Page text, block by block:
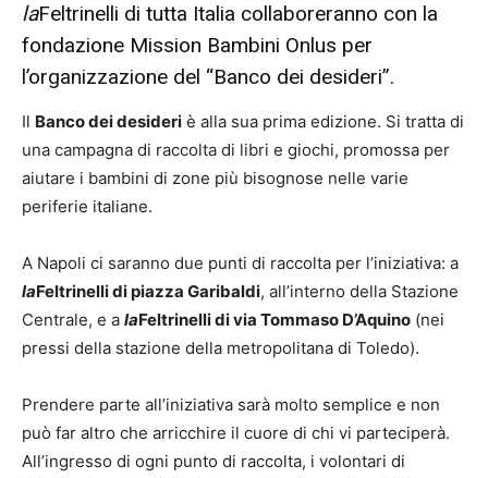
laFeltrinelli di tutta Italia collaboreranno con la
fondazione Mission Bambini Onlus per
l’organizzazione del “Banco dei desideri”.
Il Banco dei desideri è alla sua prima edizione. Si tratta di
una campagna di raccolta di libri e giochi, promossa per
aiutare i bambini di zone più bisognose nelle varie
periferie italiane.
A Napoli ci saranno due punti di raccolta per l’iniziativa: a
laFeltrinelli di piazza Garibaldi, all’interno della Stazione
Centrale, e a laFeltrinelli di via Tommaso D’Aquino (nei
pressi della stazione della metropolitana di Toledo).
Prendere parte all’iniziativa sarà molto semplice e non
può far altro che arricchire il cuore di chi vi parteciperà.
All’ingresso di ogni punto di raccolta, i volontari di